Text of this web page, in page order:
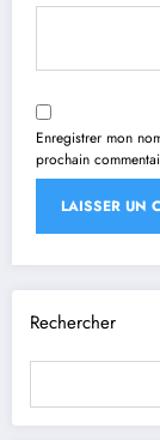
Enregistrer mon
prochain
Rechercher